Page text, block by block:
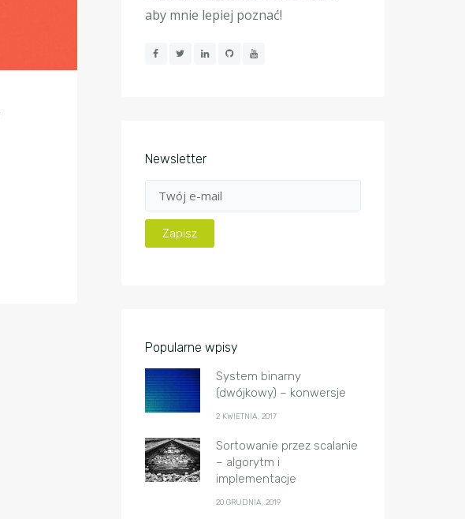
aby mnie lepiej poznać!
Newsletter
Popularne wpisy
System binarny
(dwójkowy) – konwersje
2 KWIETNIA, 2017
Sortowanie przez scalanie
– algorytm i
implementacje
20 GRUDNIA, 2019